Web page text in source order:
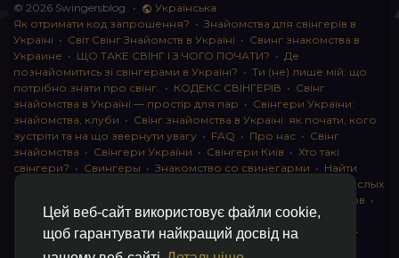
Цей веб-сайт використовує файли cookie,
щоб гарантувати найкращий досвід на
© 2026 Swingersblog •
Українська
Як отримати код запрошення? • Знайомства для свінгерів в
Україні • Світ Свінг Знайомств в Україні • Свинг знакомства в
Украине • ЩО ТАКЕ СВІНГ І З ЧОГО ПОЧАТИ? • Де
познайомитись зі свінгерами в Україні? • Ти (не) лише мій: що
потрібно знати про свінг. • КОДЕКС СВІНГЕРІВ • Свінг
знайомства в Україні — простір для пар • Свінгери України:
знайомства, клуби • Свінг знайомства в Україні: як почати, кого
зустріти та на що звернути увагу • FAQ • Про нас • Свінг
знайомства • Свінгери України • Свінгери Київ • Хто такі
свінгери? • Свингеры • Знакомство со свинегарми • Найти
instagram для взрослых
Клуб свингеров •
Конфіденційність• Правила• Партнерська програма
Свингеры •Свинг-пати•О свингерах откровенно
Свинг-
клуб: что это и как работает